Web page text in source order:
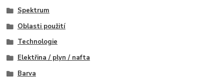
Spektrum
Oblasti použití
Technologie
Elektřina / plyn / nafta
Barva